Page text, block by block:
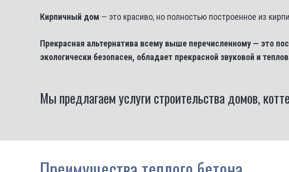
Кирпичный дом — это красиво, но полностью построенное из
Прекрасная альтернатива всему выше перечисленному — это
экологически безопасен, обладает прекрасной звуковой и
Мы предлагаем услуги строительства домов,